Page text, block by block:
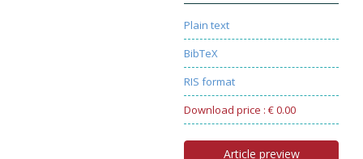
Plain text
BibTeX
RIS format
Download price : € 0.00
Article preview